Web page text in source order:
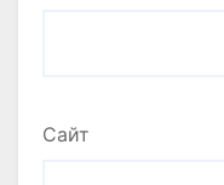
Сайт